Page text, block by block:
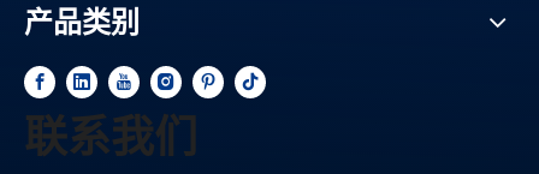
产品类别
联系我们